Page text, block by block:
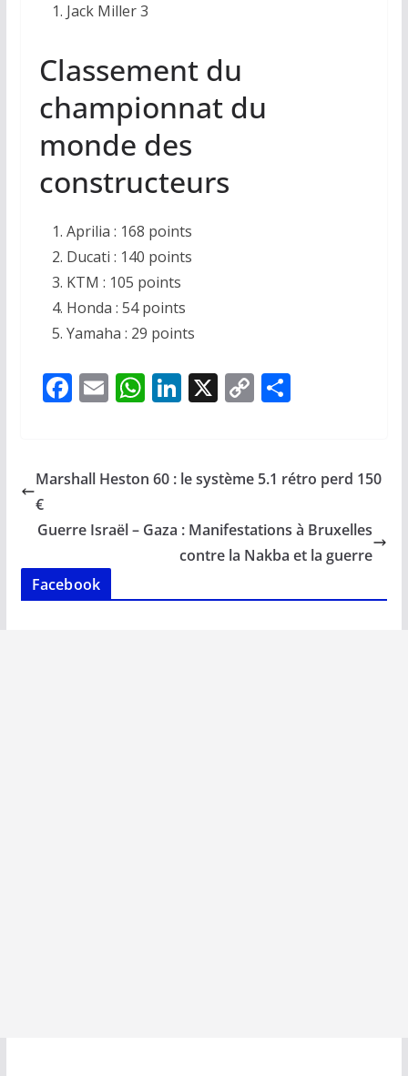
Jack Miller 3
Classement du
championnat du
monde des
constructeurs
Aprilia : 168 points
Ducati : 140 points
KTM : 105 points
Honda : 54 points
Yamaha : 29 points
F
b
o
k
E
l
W
s
p
Li
e
n
X C
y
n
k
P
g
Marshall Heston 60 : le système 5.1 rétro perd 150
€
Guerre Israël – Gaza : Manifestations à Bruxelles
contre la Nakba et la guerre
Facebook